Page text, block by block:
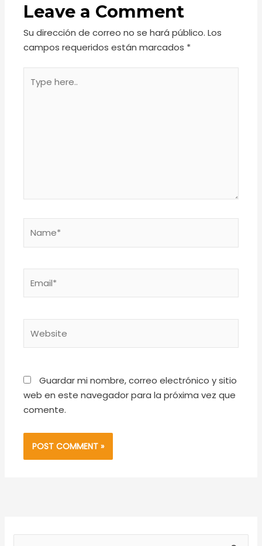
Leave a Comment
Su dirección de correo no se hará público. Los
campos requeridos están marcados *
here..
Guardar mi nombre, correo electrónico y sitio
web en este navegador para la próxima vez que
comente.